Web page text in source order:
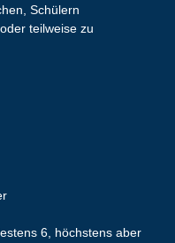
Schülern
teilweise zu
6, höchstens aber